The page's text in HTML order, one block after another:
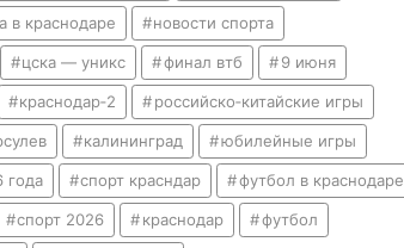
в краснодаре новости спорта
цска — уникс финал втб 9 июня
краснодар‑2 российско‑китайские игры
калининград юбилейные игры
года спорт красндар футбол в краснодаре
спорт 2026 краснодар футбол